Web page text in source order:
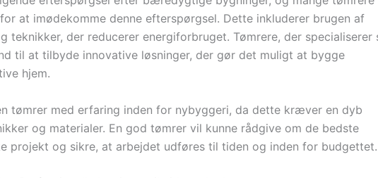
at imødekomme denne efterspørgsel. Dette inkluderer brugen af
teknikker, der reducerer energiforbruget. Tømrere, der specialiserer
til at tilbyde innovative løsninger, der gør det muligt at bygge
hjem.
tømrer med erfaring inden for nybyggeri, da dette kræver en dyb
og materialer. En god tømrer vil kunne rådgive om de bedste
projekt og sikre, at arbejdet udføres til tiden og inden for budgettet.